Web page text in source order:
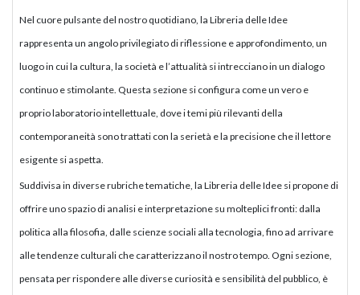
Nel cuore pulsante del nostro quotidiano, la Libreria delle Idee
rappresenta un angolo privilegiato di riflessione e approfondimento, un
luogo in cui la cultura, la società e l’attualità si intrecciano in un dialogo
continuo e stimolante. Questa sezione si configura come un vero e
proprio laboratorio intellettuale, dove i temi più rilevanti della
contemporaneità sono trattati con la serietà e la precisione che il lettore
esigente si aspetta.
Suddivisa in diverse rubriche tematiche, la Libreria delle Idee si propone di
offrire uno spazio di analisi e interpretazione su molteplici fronti: dalla
politica alla filosofia, dalle scienze sociali alla tecnologia, fino ad arrivare
alle tendenze culturali che caratterizzano il nostro tempo. Ogni sezione,
pensata per rispondere alle diverse curiosità e sensibilità del pubblico, è